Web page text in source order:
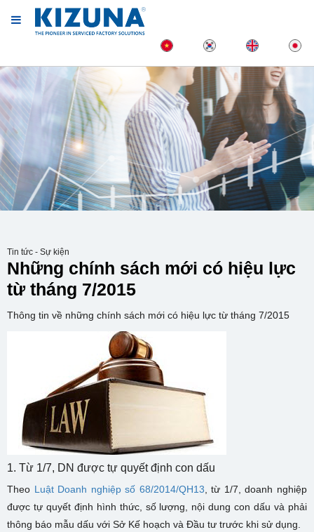
Tin tức - Sự kiện
Những chính sách mới có hiệu lực
từ tháng 7/2015
Thông tin về những chính sách mới có hiệu lực từ tháng 7/2015
1. Từ 1/7, DN được tự quyết định con dấu
Theo Luật Doanh nghiệp số 68/2014/QH13 , từ 1/7, doanh nghiệp
được tự quyết định hình thức, số lượng, nội dung con dấu và phải
thông báo mẫu dấu với Sở Kế hoạch và Đầu tư trước khi sử dụng.